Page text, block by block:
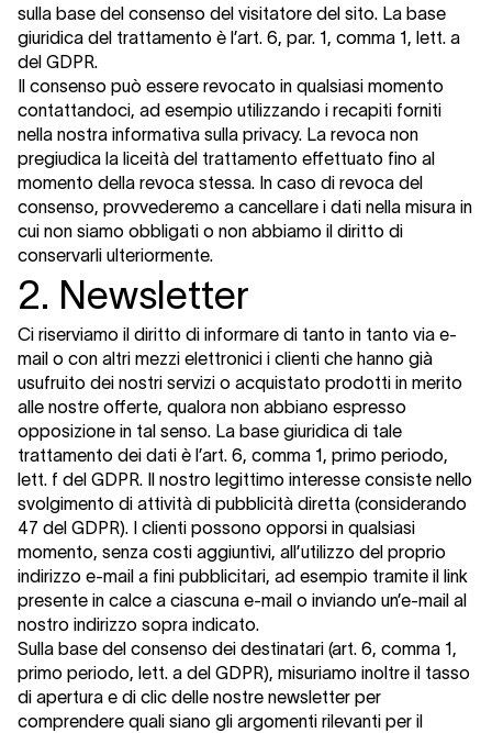
sulla base del consenso del visitatore del sito. La base
giuridica del trattamento è l’art. 6, par. 1, comma 1, lett. a
del GDPR.
Il consenso può essere revocato in qualsiasi momento
contattandoci, ad esempio utilizzando i recapiti forniti
nella nostra informativa sulla privacy. La revoca non
pregiudica la liceità del trattamento effettuato fino al
momento della revoca stessa. In caso di revoca del
consenso, provvederemo a cancellare i dati nella misura in
cui non siamo obbligati o non abbiamo il diritto di
conservarli ulteriormente.
2. Newsletter
Ci riserviamo il diritto di informare di tanto in tanto via e-
mail o con altri mezzi elettronici i clienti che hanno già
usufruito dei nostri servizi o acquistato prodotti in merito
alle nostre offerte, qualora non abbiano espresso
opposizione in tal senso. La base giuridica di tale
trattamento dei dati è l’art. 6, comma 1, primo periodo,
lett. f del GDPR. Il nostro legittimo interesse consiste nello
svolgimento di attività di pubblicità diretta (considerando
47 del GDPR). I clienti possono opporsi in qualsiasi
momento, senza costi aggiuntivi, all’utilizzo del proprio
indirizzo e-mail a fini pubblicitari, ad esempio tramite il link
presente in calce a ciascuna e-mail o inviando un’e-mail al
nostro indirizzo sopra indicato.
Sulla base del consenso dei destinatari (art. 6, comma 1,
primo periodo, lett. a del GDPR), misuriamo inoltre il tasso
di apertura e di clic delle nostre newsletter per
comprendere quali siano gli argomenti rilevanti per il